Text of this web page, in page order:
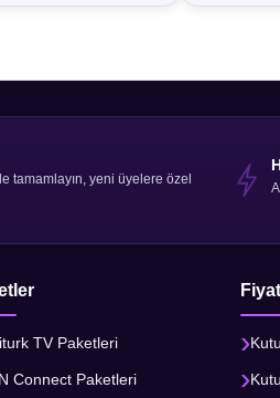
tamamlayın, yeni üyelere özel
TV Paketleri
Connect Paketleri